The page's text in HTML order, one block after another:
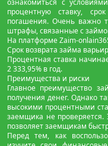
процентную ставку,
погашения. Очень важно
штрафы, связанные с
На платформе Zaim-
Срок возврата займа
Процентная ставка
2 333,95% в год.
Преимущества и риски
Главное преимущество
получения денег. Однако
высокими процентными
заемщика не проверяется.
позволяет заемщикам
Перед тем, как